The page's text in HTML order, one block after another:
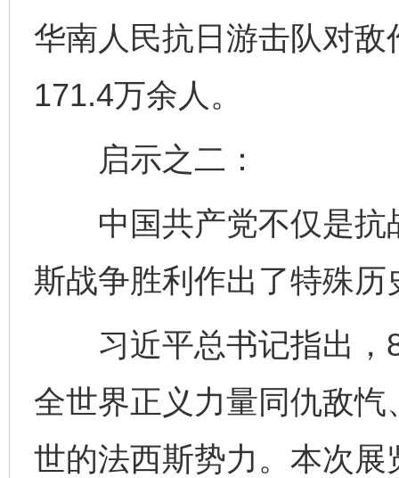
华南人民抗日游击队对
171.4万余人。
启示之二：
中国共产党不仅是抗
斯战争胜利作出了特殊历
习近平总书记指出，
全世界正义力量同仇敌
世的法西斯势力。本次展